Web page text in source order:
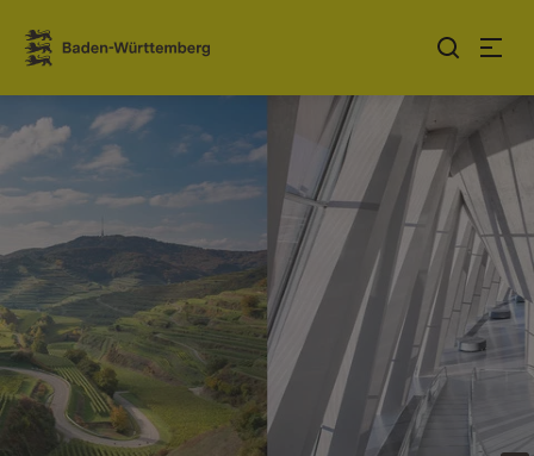
Sauter au contenu
Link zur Startseite